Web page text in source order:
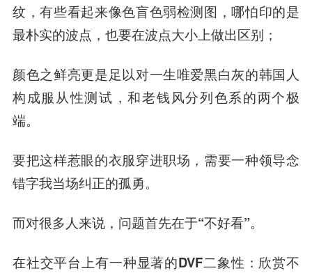
纹，有些看起来像色盲色弱检测图，哪怕印的是
最朴实的波点，也要在波点大小上做出区别；
颜色之鲜亮更是足以对一生唯爱黑白灰的韩国人
构成服从性测试，和老钱风分列色系的两个极
端。
要把这样惹眼的衣服穿进职场，需要一种领导念
错字我当场纠正的孤勇。
而对很多人来说， 问题首先在于“不好看”。
在社交平台上有一种显著的DVF二象性：欣赏不